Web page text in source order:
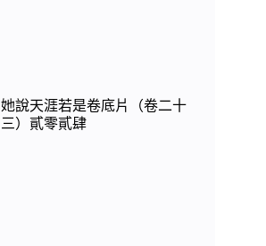
她說天涯若是卷底片（卷二十
三）貳零貳肆